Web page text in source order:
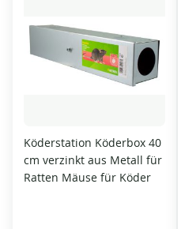
Köderstation Köderbox 40
cm verzinkt aus Metall für
Ratten Mäuse für Köder